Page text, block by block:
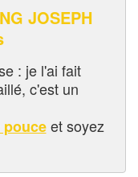
JOSEPH
: je l'ai fait
c'est un
et soyez